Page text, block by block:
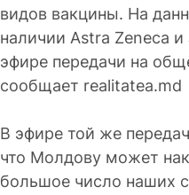
видов вакцины. На
наличии Astra Zeneca
эфире передачи на
сообщает realitatea.md
В эфире той же
что Молдову может
большое число наших